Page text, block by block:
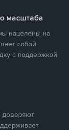
масштаба
нацелены на
собой
с поддержкой
доверяют